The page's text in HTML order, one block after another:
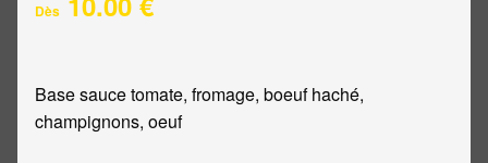
Dès
Base sauce tomate, fromage, boeuf haché,
champignons, oeuf